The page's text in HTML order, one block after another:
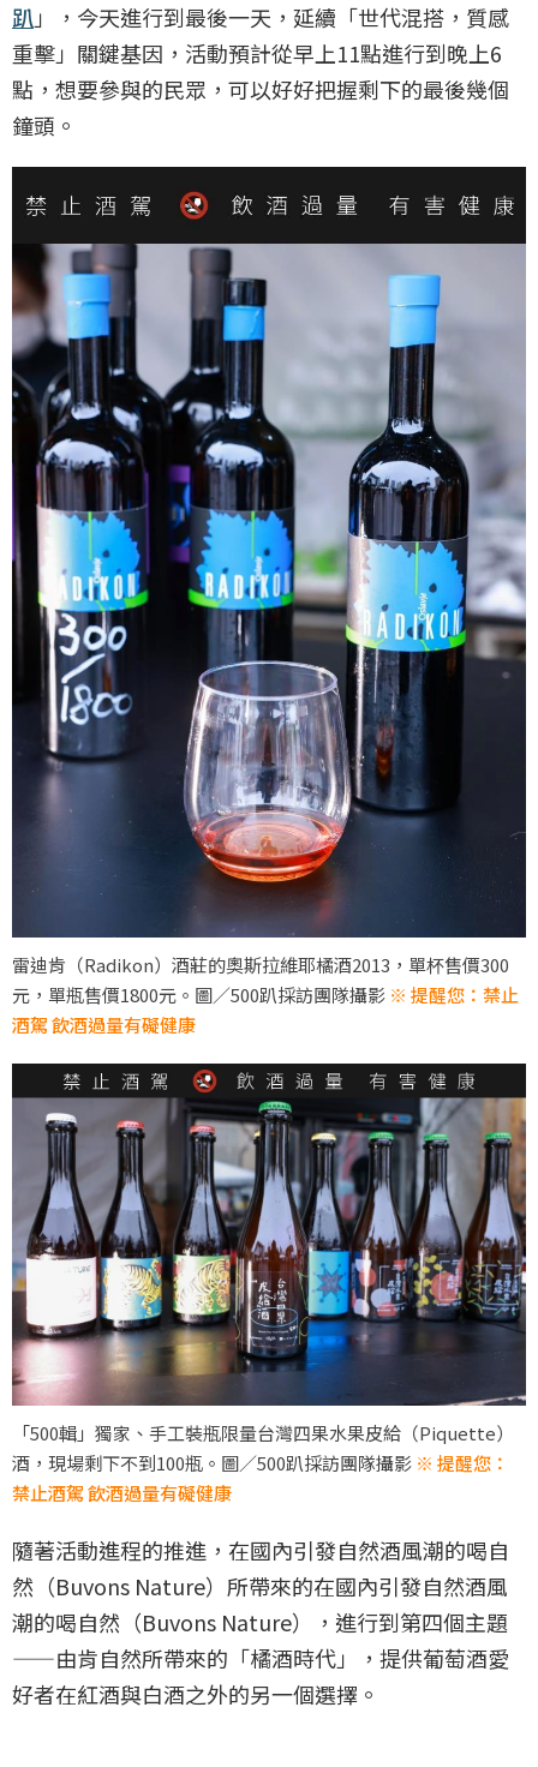
趴 」，今天進行到最後一天，延續「世代混搭，質感
重擊」關鍵基因，活動預計從早上11點進行到晚上6
點，想要參與的民眾，可以好好把握剩下的最後幾個
鐘頭。
雷迪肯（Radikon）酒莊的奧斯拉維耶橘酒2013，單杯售價300
元，單瓶售價1800元。圖／500趴採訪團隊攝影 ※ 提醒您：禁止
酒駕 飲酒過量有礙健康
「500輯」獨家、手工裝瓶限量台灣四果水果皮給（Piquette）
酒，現場剩下不到100瓶。圖／500趴採訪團隊攝影 ※ 提醒您：
禁止酒駕 飲酒過量有礙健康
隨著活動進程的推進，在國內引發自然酒風潮的喝自
然（Buvons Nature）所帶來的在國內引發自然酒風
潮的喝自然（Buvons Nature），進行到第四個主題
——由肯自然所帶來的「橘酒時代」，提供葡萄酒愛
好者在紅酒與白酒之外的另一個選擇。